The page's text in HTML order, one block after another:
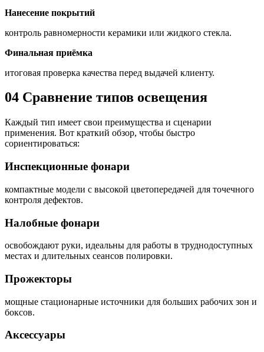
Нанесение покрытий
контроль равномерности керамики или жидкого стекла.
Финальная приёмка
итоговая проверка качества перед выдачей клиенту.
04 Сравнение типов освещения
Каждый тип имеет свои преимущества и сценарии
применения. Вот краткий обзор, чтобы быстро
сориентироваться:
Инспекционные фонари
компактные модели с высокой цветопередачей для точечного
контроля дефектов.
Налобные фонари
освобождают руки, идеальны для работы в труднодоступных
местах и длительных сеансов полировки.
Прожекторы
мощные стационарные источники для больших рабочих зон и
боксов.
Аксессуары